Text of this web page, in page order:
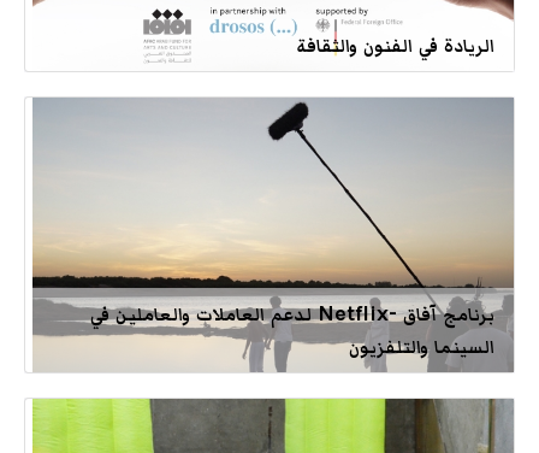
الريادة في الفنون والثقافة
برنامج آفاق -Netflix لدعم العاملات والعاملين في
السينما والتلفزيون